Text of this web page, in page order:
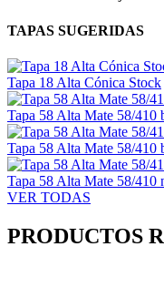
TAPAS SUGERIDAS
Tapa 18 Alta Cónica Stock
Tapa 58 Alta Mate 58/410
Tapa 58 Alta Mate 58/410
Tapa 58 Alta Mate 58/410
VER TODAS
PRODUCTOS